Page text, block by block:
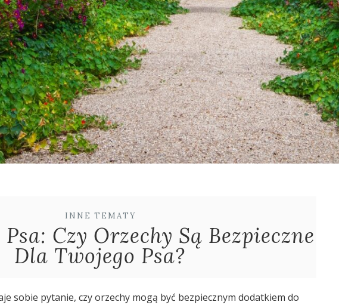
INNE TEMATY
Czy Orzechy Są Bezpieczne
Dla Twojego Psa?
sobie pytanie, czy orzechy mogą być bezpiecznym dodatkiem do